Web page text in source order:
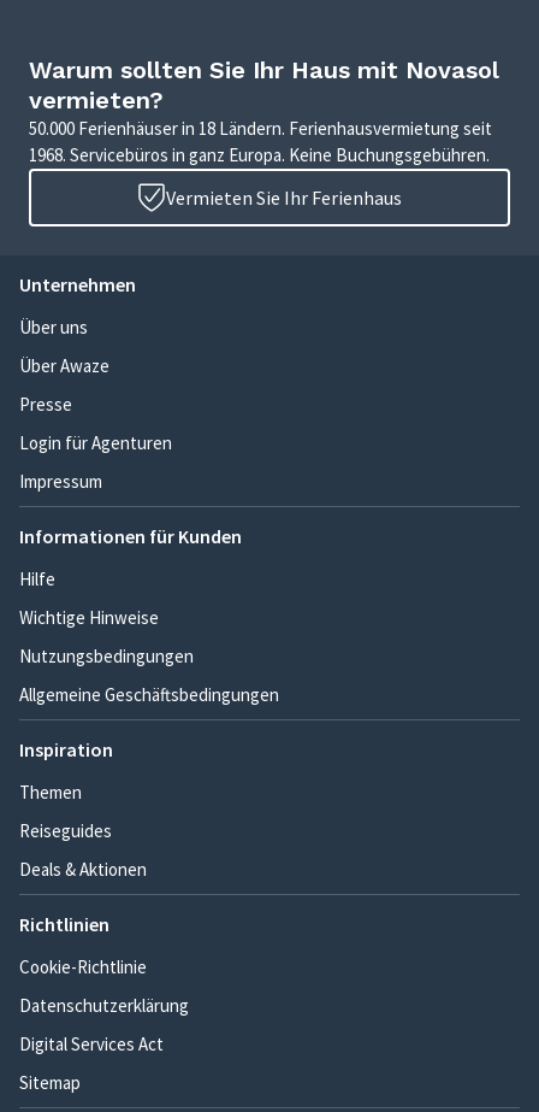
Warum sollten Sie Ihr Haus mit Novasol
vermieten?
50.000 Ferienhäuser in 18 Ländern. Ferienhausvermietung seit
1968. Servicebüros in ganz Europa. Keine Buchungsgebühren.
Vermieten Sie Ihr Ferienhaus
Unternehmen
Über uns
Über Awaze
Presse
Login für Agenturen
Impressum
Informationen für Kunden
Hilfe
Wichtige Hinweise
Nutzungsbedingungen
Allgemeine Geschäftsbedingungen
Inspiration
Themen
Reiseguides
Deals & Aktionen
Richtlinien
Cookie-Richtlinie
Datenschutzerklärung
Digital Services Act
Sitemap